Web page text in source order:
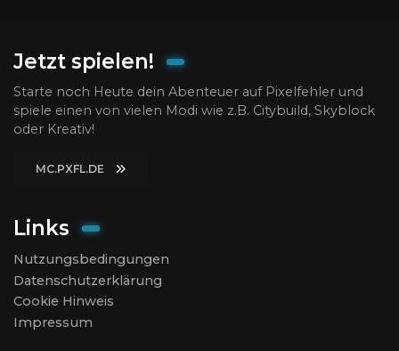
Jetzt spielen!
Starte noch Heute dein Abenteuer auf Pixelfehler und
spiele einen von vielen Modi wie z.B. Citybuild, Skyblock
oder Kreativ!
MC.PXFL.DE
Links
Nutzungsbedingungen
Datenschutzerklärung
Cookie Hinweis
Impressum